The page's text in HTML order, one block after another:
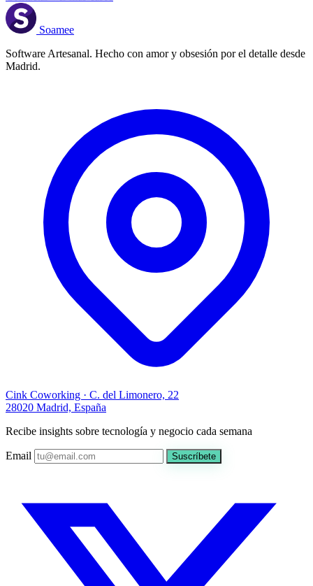
Soamee
Software Artesanal. Hecho con amor y obsesión por el detalle desde
Madrid.
Cink Coworking · C. del Limonero, 22
28020 Madrid, España
Recibe insights sobre tecnología y negocio cada semana
Email Suscríbete